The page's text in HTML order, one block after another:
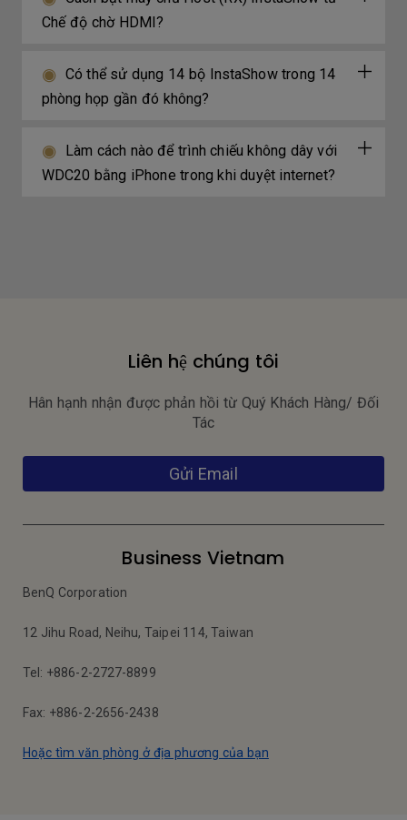
Chế độ chờ HDMI?
Có thể sử dụng 14 bộ InstaShow trong 14
phòng họp gần đó không?
Làm cách nào để trình chiếu không dây với
WDC20 bằng iPhone trong khi duyệt internet?
Liên hệ chúng tôi
Hân hạnh nhận được phản hồi từ Quý Khách Hàng/ Đối
Tác
Gửi Email
Business Vietnam
BenQ Corporation
12 Jihu Road, Neihu, Taipei 114, Taiwan
Tel: +886-2-2727-8899
Fax: +886-2-2656-2438
Hoặc tìm văn phòng ở địa phương của bạn